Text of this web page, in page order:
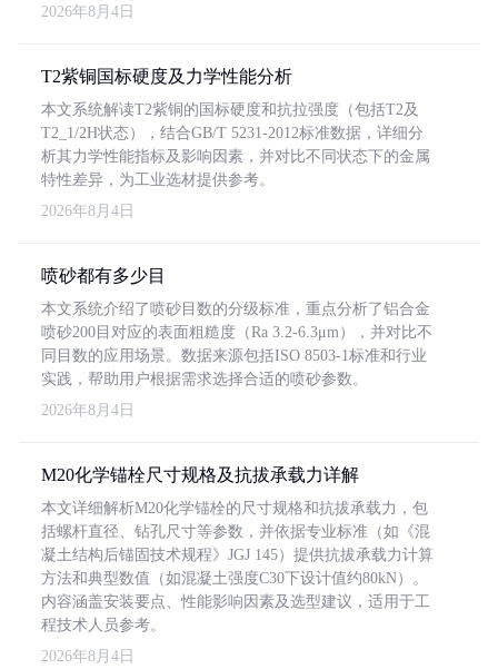
2026年8月4日
T2紫铜国标硬度及力学性能分析
本文系统解读T2紫铜的国标硬度和抗拉强度（包括T2及
T2_1/2H状态），结合GB/T 5231-2012标准数据，详细分
析其力学性能指标及影响因素，并对比不同状态下的金属
特性差异，为工业选材提供参考。
2026年8月4日
喷砂都有多少目
本文系统介绍了喷砂目数的分级标准，重点分析了铝合金
喷砂200目对应的表面粗糙度（Ra 3.2-6.3μm），并对比不
同目数的应用场景。数据来源包括ISO 8503-1标准和行业
实践，帮助用户根据需求选择合适的喷砂参数。
2026年8月4日
M20化学锚栓尺寸规格及抗拔承载力详解
本文详细解析M20化学锚栓的尺寸规格和抗拔承载力，包
括螺杆直径、钻孔尺寸等参数，并依据专业标准（如《混
凝土结构后锚固技术规程》JGJ 145）提供抗拔承载力计算
方法和典型数值（如混凝土强度C30下设计值约80kN）。
内容涵盖安装要点、性能影响因素及选型建议，适用于工
程技术人员参考。
2026年8月4日